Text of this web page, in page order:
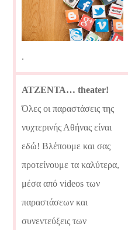
.
ΑΤΖΕΝΤΑ… theater!
Όλες οι παραστάσεις της
νυχτερινής Αθήνας είναι
εδώ! Βλέπουμε και σας
προτείνουμε τα καλύτερα,
μέσα από videos των
παραστάσεων και
συνεντεύξεις των